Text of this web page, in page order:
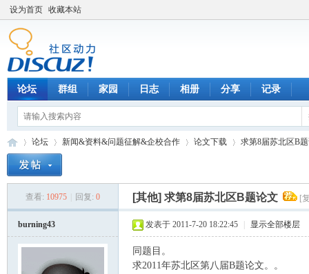
设为首页 收藏本站
论坛 群组 家园 日志 相册 分享 记录
论坛
›
新闻&资料&问题征解&企校合作
›
论文下载
›
求第8届苏北区B
查看: 10975 回复: 0 [其他] 求第8届苏北区B题论文 [
burning43 发表于 2011-7-20 18:22:45 显示全部楼层
同题目。
求2011年苏北区第八届B题论文。。